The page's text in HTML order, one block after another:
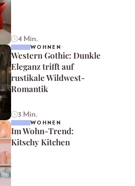
4 Min.
WOHNEN
Western Gothic: Dunkle
Eleganz trifft auf
rustikale Wildwest-
Romantik
3 Min.
WOHNEN
Im Wohn-Trend:
Kitschy Kitchen